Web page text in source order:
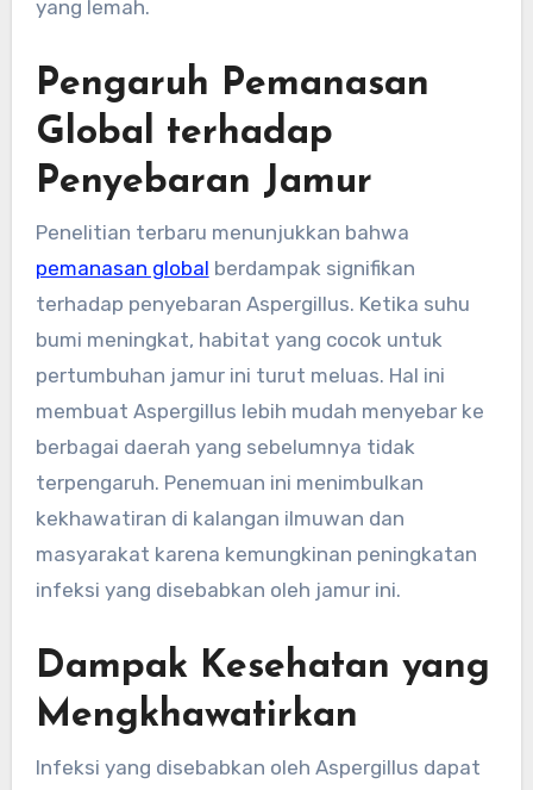
yang lemah.
Pengaruh Pemanasan
Global terhadap
Penyebaran Jamur
Penelitian terbaru menunjukkan bahwa
pemanasan global berdampak signifikan
terhadap penyebaran Aspergillus. Ketika suhu
bumi meningkat, habitat yang cocok untuk
pertumbuhan jamur ini turut meluas. Hal ini
membuat Aspergillus lebih mudah menyebar ke
berbagai daerah yang sebelumnya tidak
terpengaruh. Penemuan ini menimbulkan
kekhawatiran di kalangan ilmuwan dan
masyarakat karena kemungkinan peningkatan
infeksi yang disebabkan oleh jamur ini.
Dampak Kesehatan yang
Mengkhawatirkan
Infeksi yang disebabkan oleh Aspergillus dapat